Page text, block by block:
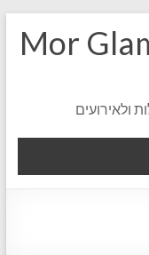
Mor
ולאירועים